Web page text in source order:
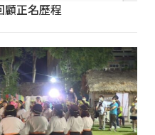
顧正名歷程